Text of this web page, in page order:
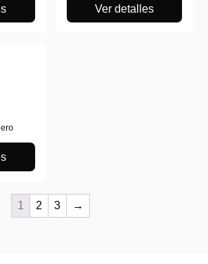
Ver detalles
1 2 3 →